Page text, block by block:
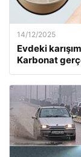
14/12/2025
Evdeki
Karbonat